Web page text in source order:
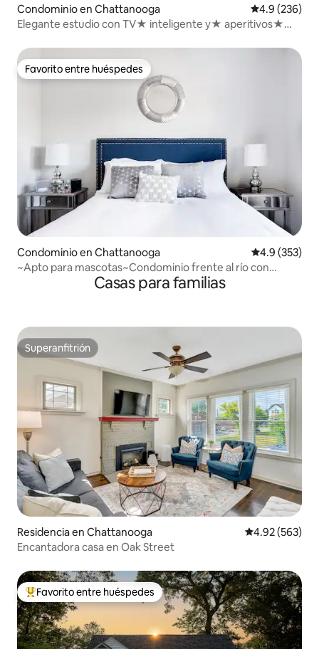
Condominio en Chattanooga Calificación
4.9 (236)
Elegante estudio con TV★ inteligente y★ aperitivos★
Favorito entre huéspedes
Favorito entre huéspedes
Condominio en Chattanooga Calificación
4.9 (353)
~Apto para mascotas~Condominio frente al río con
Casas para familias
Superanfitrión
Superanfitrión
Residencia en Chattanooga Calificación
4.92 (563)
Encantadora casa en Oak Street
De los mejores en Favorito entre huéspedes
Favorito entre huéspedes